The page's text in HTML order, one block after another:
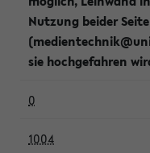
Nutzung beider
sie hochgefahren
0
1004